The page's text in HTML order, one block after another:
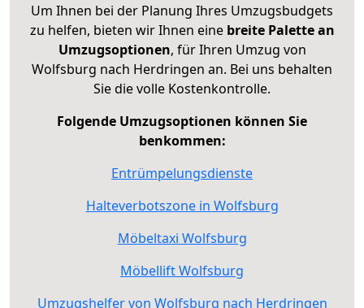
Um Ihnen bei der Planung Ihres Umzugsbudgets
zu helfen, bieten wir Ihnen eine breite Palette an
Umzugsoptionen, für Ihren Umzug von
Wolfsburg nach Herdringen an. Bei uns behalten
Sie die volle Kostenkontrolle.
Folgende Umzugsoptionen können Sie
benkommen:
Entrümpelungsdienste
Halteverbotszone in Wolfsburg
Möbeltaxi Wolfsburg
Möbellift Wolfsburg
Umzugshelfer von Wolfsburg nach Herdringen